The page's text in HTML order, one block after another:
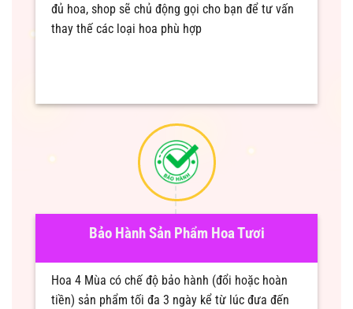
đủ hoa, shop sẽ chủ động gọi cho bạn để tư vấn
thay thế các loại hoa phù hợp
Bảo Hành Sản Phẩm Hoa Tươi
Hoa 4 Mùa có chế độ bảo hành (đổi hoặc hoàn
tiền) sản phẩm tối đa 3 ngày kể từ lúc đưa đến